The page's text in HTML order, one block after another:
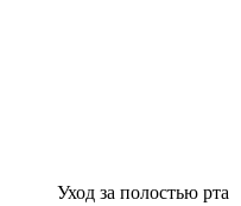
Уход за полостью рта